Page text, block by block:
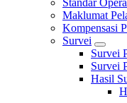
Standar
Maklumat
Kompensasi
Survei
Survei
Survei
Hasil